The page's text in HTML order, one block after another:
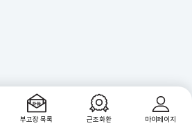
부고장 목록 근조화환 마이페이지